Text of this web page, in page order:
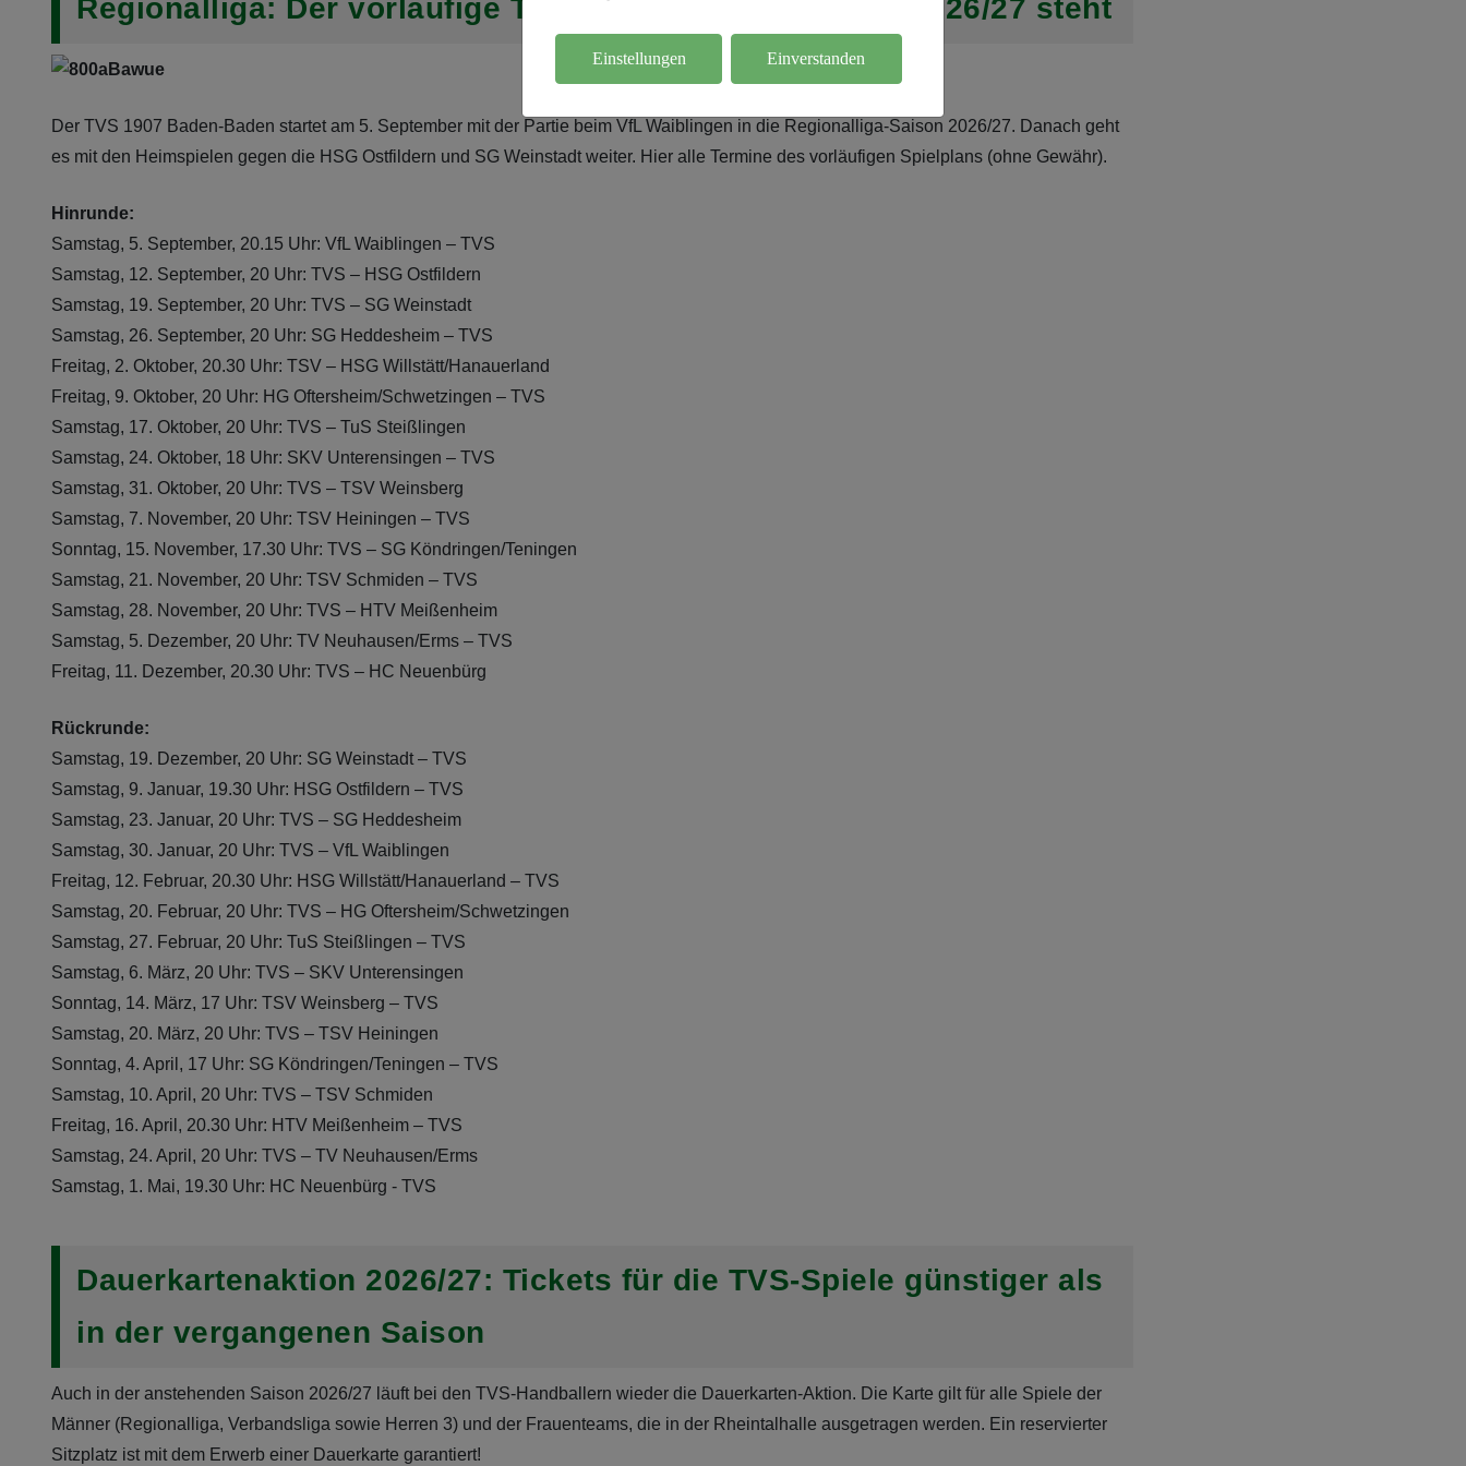
Regionalliga: Der vorläufige Terminplan für die Saison 2026/27 steht
Der TVS 1907 Baden-Baden startet am 5. September mit der Partie beim VfL Waiblingen in die Regionalliga-Saison 2026/27. Danach geht
es mit den Heimspielen gegen die HSG Ostfildern und SG Weinstadt weiter. Hier alle Termine des vorläufigen Spielplans (ohne Gewähr).
Hinrunde:
Samstag, 5. September, 20.15 Uhr: VfL Waiblingen – TVS
Samstag, 12. September, 20 Uhr: TVS – HSG Ostfildern
Samstag, 19. September, 20 Uhr: TVS – SG Weinstadt
Samstag, 26. September, 20 Uhr: SG Heddesheim – TVS
Freitag, 2. Oktober, 20.30 Uhr: TSV – HSG Willstätt/Hanauerland
Freitag, 9. Oktober, 20 Uhr: HG Oftersheim/Schwetzingen – TVS
Samstag, 17. Oktober, 20 Uhr: TVS – TuS Steißlingen
Samstag, 24. Oktober, 18 Uhr: SKV Unterensingen – TVS
Samstag, 31. Oktober, 20 Uhr: TVS – TSV Weinsberg
Samstag, 7. November, 20 Uhr: TSV Heiningen – TVS
Sonntag, 15. November, 17.30 Uhr: TVS – SG Köndringen/Teningen
Samstag, 21. November, 20 Uhr: TSV Schmiden – TVS
Samstag, 28. November, 20 Uhr: TVS – HTV Meißenheim
Samstag, 5. Dezember, 20 Uhr: TV Neuhausen/Erms – TVS
Freitag, 11. Dezember, 20.30 Uhr: TVS – HC Neuenbürg
Rückrunde:
Samstag, 19. Dezember, 20 Uhr: SG Weinstadt – TVS
Samstag, 9. Januar, 19.30 Uhr: HSG Ostfildern – TVS
Samstag, 23. Januar, 20 Uhr: TVS – SG Heddesheim
Samstag, 30. Januar, 20 Uhr: TVS – VfL Waiblingen
Freitag, 12. Februar, 20.30 Uhr: HSG Willstätt/Hanauerland – TVS
Samstag, 20. Februar, 20 Uhr: TVS – HG Oftersheim/Schwetzingen
Samstag, 27. Februar, 20 Uhr: TuS Steißlingen – TVS
Samstag, 6. März, 20 Uhr: TVS – SKV Unterensingen
Sonntag, 14. März, 17 Uhr: TSV Weinsberg – TVS
Samstag, 20. März, 20 Uhr: TVS – TSV Heiningen
Sonntag, 4. April, 17 Uhr: SG Köndringen/Teningen – TVS
Samstag, 10. April, 20 Uhr: TVS – TSV Schmiden
Freitag, 16. April, 20.30 Uhr: HTV Meißenheim – TVS
Samstag, 24. April, 20 Uhr: TVS – TV Neuhausen/Erms
Samstag, 1. Mai, 19.30 Uhr: HC Neuenbürg - TVS
Dauerkartenaktion 2026/27: Tickets für die TVS-Spiele günstiger als
in der vergangenen Saison
Auch in der anstehenden Saison 2026/27 läuft bei den TVS-Handballern wieder die Dauerkarten-Aktion. Die Karte gilt für alle Spiele der
Männer (Regionalliga, Verbandsliga sowie Herren 3) und der Frauenteams, die in der Rheintalhalle ausgetragen werden. Ein reservierter
Sitzplatz ist mit dem Erwerb einer Dauerkarte garantiert!
Einstellungen Einverstanden